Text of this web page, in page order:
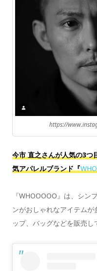
https://
今市 直之さんが人気の3つ
気アパレルブランド『
『WHOOOOO』は、シン
ンがおしゃれなアイテム
ップ、バッグなどを販売し